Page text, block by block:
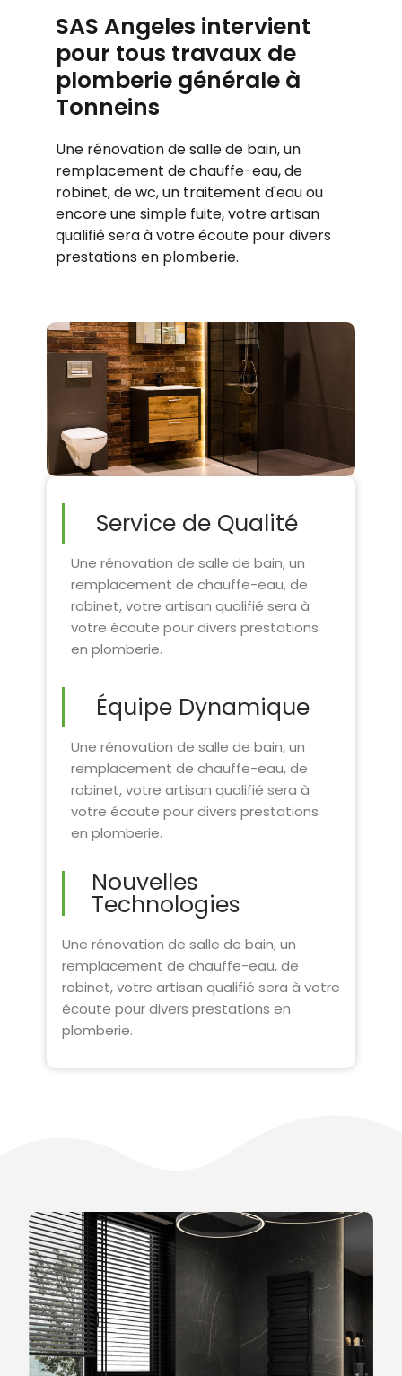
SAS Angeles intervient
pour tous travaux de
plomberie générale à
Tonneins
Une rénovation de salle de bain, un
remplacement de chauffe-eau, de
robinet, de wc, un traitement d'eau ou
encore une simple fuite, votre artisan
qualifié sera à votre écoute pour divers
prestations en plomberie.
Service de Qualité
Une rénovation de salle de bain, un
remplacement de chauffe-eau, de
robinet, votre artisan qualifié sera à
votre écoute pour divers prestations
en plomberie.
Équipe Dynamique
Une rénovation de salle de bain, un
remplacement de chauffe-eau, de
robinet, votre artisan qualifié sera à
votre écoute pour divers prestations
en plomberie.
Nouvelles
Technologies
Une rénovation de salle de bain, un
remplacement de chauffe-eau, de
robinet, votre artisan qualifié sera à votre
écoute pour divers prestations en
plomberie.